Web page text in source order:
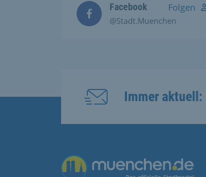
Facebook
@Stadt.Muenchen
Folgen
Immer
Übergreifende Links